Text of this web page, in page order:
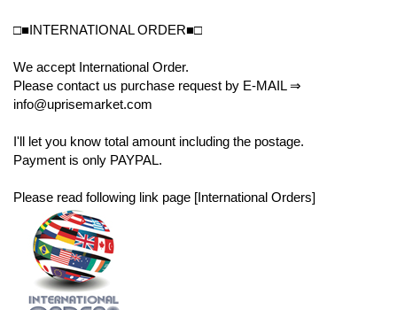
□■INTERNATIONAL ORDER■□
We accept International Order.
Please contact us purchase request by E-MAIL ⇒
info@uprisemarket.com
I'll let you know total amount including the postage.
Payment is only PAYPAL.
Please read following link page [International Orders]